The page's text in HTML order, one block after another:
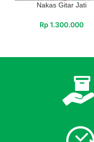
Nakas Gitar Jati
Rp 1.300.000